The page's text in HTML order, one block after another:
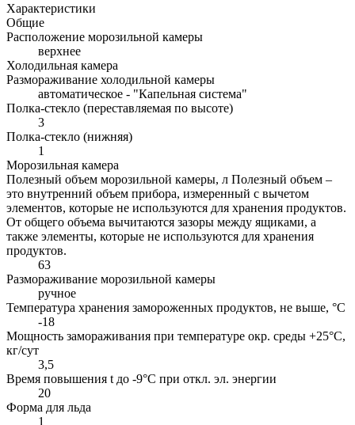
Характеристики
Общие
Расположение морозильной камеры
верхнее
Холодильная камера
Размораживание холодильной камеры
автоматическое - "Капельная система"
Полка-стекло (переставляемая по высоте)
3
Полка-стекло (нижняя)
1
Морозильная камера
Полезный объем морозильной камеры, л Полезный объем –
это внутренний объем прибора, измеренный с вычетом
элементов, которые не используются для хранения продуктов.
От общего объема вычитаются зазоры между ящиками, а
также элементы, которые не используются для хранения
продуктов.
63
Размораживание морозильной камеры
ручное
Температура хранения замороженных продуктов, не выше, °С
-18
Мощность замораживания при температуре окр. среды +25°С,
кг/сут
3,5
Время повышения t до -9°C при откл. эл. энергии
20
Форма для льда
1